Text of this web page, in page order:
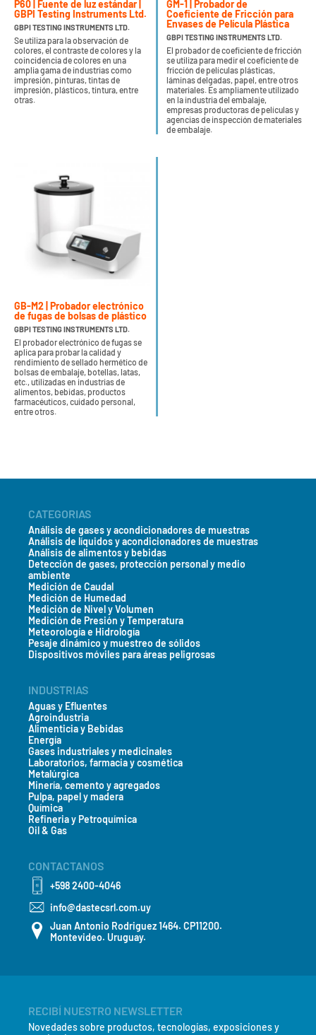
P60 | Fuente de luz estándar |
GBPI Testing Instruments Ltd.
GBPI TESTING INSTRUMENTS LTD.
Se utiliza para la observación de
colores, el contraste de colores y la
coincidencia de colores en una
amplia gama de industrias como
impresión, pinturas, tintas de
impresión, plásticos, tintura, entre
otras.
GM-1 | Probador de
Coeficiente de Fricción para
Envases de Película Plástica
GBPI TESTING INSTRUMENTS LTD.
El probador de coeficiente de fricción
se utiliza para medir el coeficiente de
fricción de películas plásticas,
láminas delgadas, papel, entre otros
materiales. Es ampliamente utilizado
en la industria del embalaje,
empresas productoras de películas y
agencias de inspección de materiales
de embalaje.
GB-M2 | Probador electrónico
de fugas de bolsas de plástico
GBPI TESTING INSTRUMENTS LTD.
El probador electrónico de fugas se
aplica para probar la calidad y
rendimiento de sellado hermético de
bolsas de embalaje, botellas, latas,
etc., utilizadas en industrias de
alimentos, bebidas, productos
farmacéuticos, cuidado personal,
entre otros.
CATEGORIAS
Análisis de gases y acondicionadores de muestras
Análisis de líquidos y acondicionadores de muestras
Análisis de alimentos y bebidas
Detección de gases, protección personal y medio
ambiente
Medición de Caudal
Medición de Humedad
Medición de Nivel y Volumen
Medición de Presión y Temperatura
Meteorología e Hidrología
Pesaje dinámico y muestreo de sólidos
Dispositivos móviles para áreas peligrosas
INDUSTRIAS
Aguas y Efluentes
Agroindustria
Alimenticia y Bebidas
Energía
Gases industriales y medicinales
Laboratorios, farmacia y cosmética
Metalúrgica
Minería, cemento y agregados
Pulpa, papel y madera
Química
Refineria y Petroquímica
Oil & Gas
CONTACTANOS
+598 2400-4046
info@dastecsrl.com.uy
Juan Antonio Rodriguez 1464. CP11200.
Montevideo. Uruguay.
RECIBÍ NUESTRO NEWSLETTER
Novedades sobre productos, tecnologías, exposiciones y